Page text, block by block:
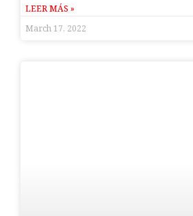
LEER MÁS »
March 17, 2022